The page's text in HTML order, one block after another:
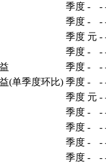
季度 - -
季度 - -
季度 元 -
季度 - -
季度 - -
(单季度环比) 季度 - -
季度 元 -
季度 - -
季度 - -
季度 - -
季度 - -